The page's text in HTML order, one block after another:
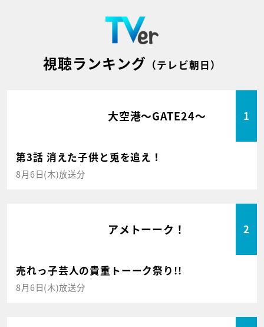
視聴ランキング （テレビ朝日）
大空港～GATE24～ 1
第3話 消えた子供と兎を追え！
8月6日(木)放送分
アメトーーク！ 2
売れっ子芸人の貴重トーーク祭り!!
8月6日(木)放送分